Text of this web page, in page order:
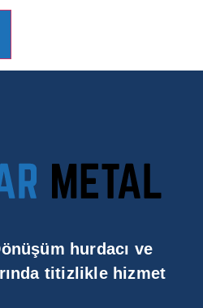
hurdacı ve
titizlikle hizmet